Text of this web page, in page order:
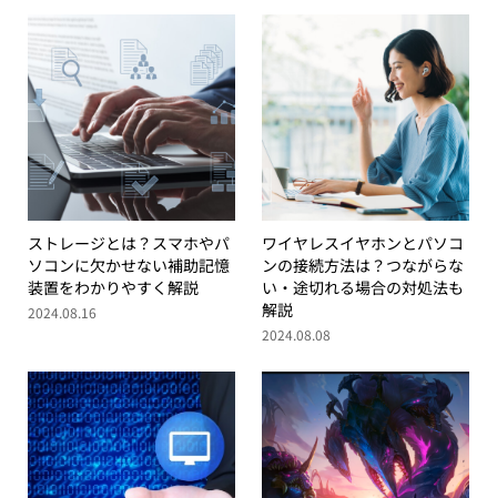
ストレージとは？スマホやパ
ソコンに欠かせない補助記憶
装置をわかりやすく解説
2024.08.16
ワイヤレスイヤホンとパソコ
ンの接続方法は？つながらな
い・途切れる場合の対処法も
解説
2024.08.08